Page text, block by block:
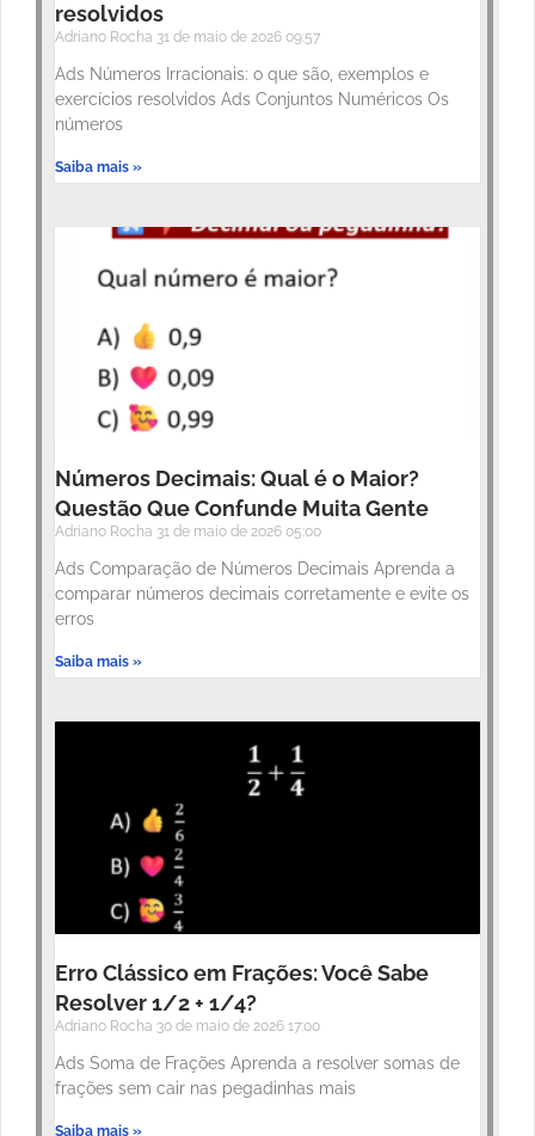
resolvidos
Adriano Rocha 31 de maio de 2026 09:57
Ads Números Irracionais: o que são, exemplos e
exercícios resolvidos Ads Conjuntos Numéricos Os
números
Saiba mais »
Números Decimais: Qual é o Maior?
Questão Que Confunde Muita Gente
Adriano Rocha 31 de maio de 2026 05:00
Ads Comparação de Números Decimais Aprenda a
comparar números decimais corretamente e evite os
erros
Saiba mais »
Erro Clássico em Frações: Você Sabe
Resolver 1/2 + 1/4?
Adriano Rocha 30 de maio de 2026 17:00
Ads Soma de Frações Aprenda a resolver somas de
frações sem cair nas pegadinhas mais
Saiba mais »